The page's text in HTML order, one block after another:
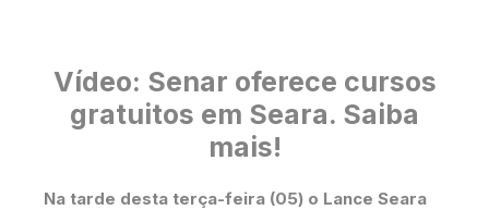
Vídeo: Senar oferece cursos
gratuitos em Seara. Saiba
mais!
Na tarde desta terça-feira (05) o Lance Seara